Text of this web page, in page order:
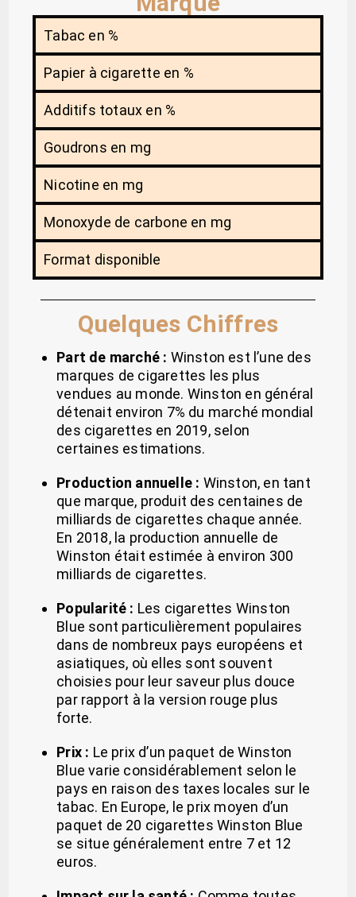
Tabac en %
Papier à cigarette en %
Additifs totaux en %
Goudrons en mg
Nicotine en mg
Monoxyde de carbone en mg
Format disponible
Quelques Chiffres
Part de marché : Winston est l’une des
marques de cigarettes les plus
vendues au monde. Winston en général
détenait environ 7% du marché mondial
des cigarettes en 2019, selon
certaines estimations.
Production annuelle : Winston, en tant
que marque, produit des centaines de
milliards de cigarettes chaque année.
En 2018, la production annuelle de
Winston était estimée à environ 300
milliards de cigarettes.
Popularité : Les cigarettes Winston
Blue sont particulièrement populaires
dans de nombreux pays européens et
asiatiques, où elles sont souvent
choisies pour leur saveur plus douce
par rapport à la version rouge plus
forte.
Prix : Le prix d’un paquet de Winston
Blue varie considérablement selon le
pays en raison des taxes locales sur le
tabac. En Europe, le prix moyen d’un
paquet de 20 cigarettes Winston Blue
se situe généralement entre 7 et 12
euros.